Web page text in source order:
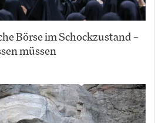
Börse im Schockzustand –
müssen